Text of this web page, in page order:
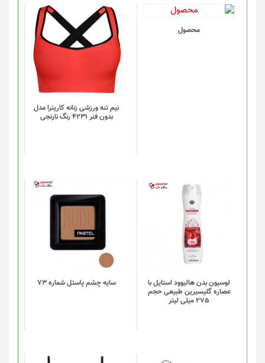
محصول
شوند
محصول
نیم تنه ورزشی زنانه کاریترا مدل
بدون فنر 4231 رنگ نارنجی
این
محصول
دارای
باشد.
گزینه
ها
محصول
انتخاب
شوند
لوسیون بدن هالیوود استایل با
عصاره گلیسیرین طبیعی حجم
275 میلی لیتر
سایه چشم پاستل شماره 73